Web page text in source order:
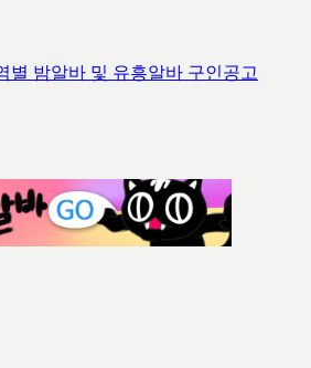
별 밤알바 및 유흥알바 구인공고